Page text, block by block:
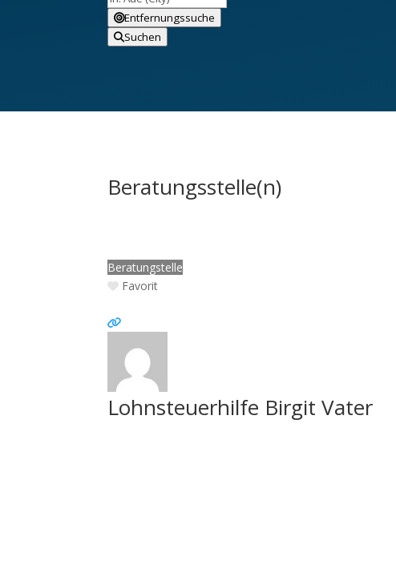
Entfernungssuche
Suchen
Beratungsstelle(n)
Beratungstelle
Favorit
Lohnsteuerhilfe Birgit Vater